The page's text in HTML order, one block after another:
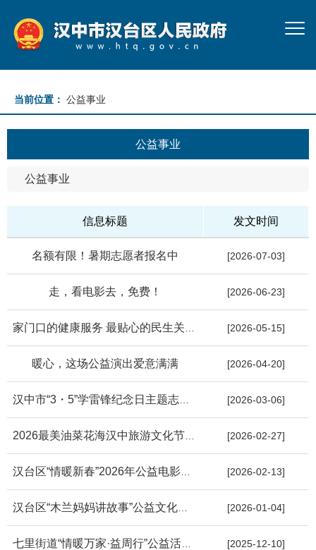
当前位置： 公益事业
公益事业
公益事业
信息标题 发文时间
名额有限！暑期志愿者报名中 [2026-07-03]
走，看电影去，免费！ [2026-06-23]
[2026-05-15]
暖心，这场公益演出爱意满满 [2026-04-20]
[2026-03-06]
[2026-02-27]
[2026-02-13]
[2026-01-04]
[2025-12-10]